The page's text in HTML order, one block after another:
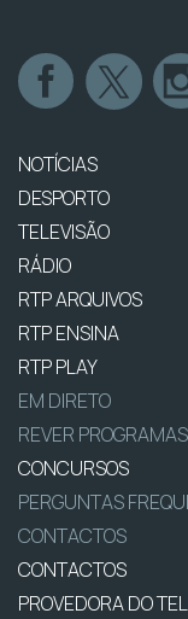
NOTÍCIAS
DESPORTO
TELEVISÃO
RÁDIO
RTP ARQUIVOS
RTP ENSINA
RTP PLAY
EM DIRETO
REVER PROGRAMAS
CONCURSOS
PERGUNTAS
CONTACTOS
CONTACTOS
PROVEDORA DO